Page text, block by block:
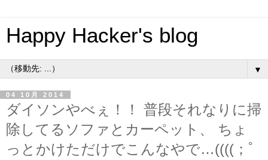
Happy Hacker's blog
▼
04 10月 2014
ダイソンやべぇ！！ 普段それなりに掃
除してるソファとカーペット、 ちょ
っとかけただけでこんなやで…((((；ﾟ